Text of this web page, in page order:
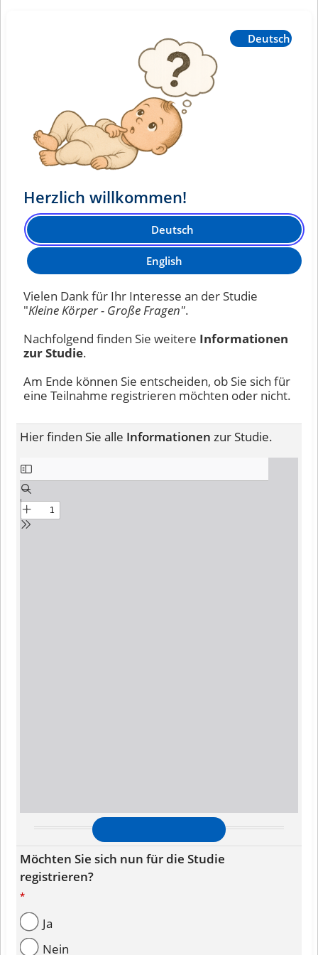
Herzlich willkommen!
You are currently on page 1 of 1 of the survey titled Herzlich
Deutsch
Deutsch
English
Vielen Dank für Ihr Interesse an der Studie
"Kleine Körper - Große Fragen".
Nachfolgend finden Sie weitere Informationen
zur Studie.
Am Ende können Sie entscheiden, ob Sie sich für
eine Teilnahme registrieren möchten oder nicht.
Hier finden Sie alle Informationen zur Studie.
Zu Vollbildansicht umschalten
Möchten Sie sich nun für die Studie
registrieren?
*
Ja
Nein